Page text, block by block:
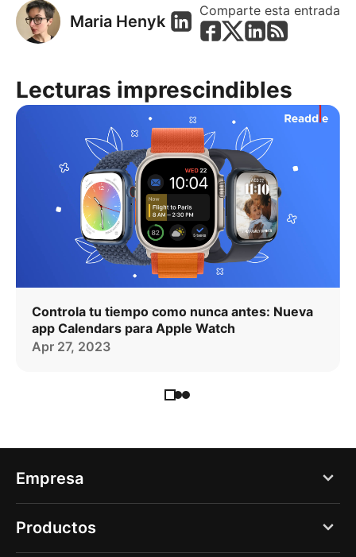
Maria Henyk
Comparte esta entrada
Lecturas imprescindibles
Controla tu tiempo como nunca antes: Nueva
app Calendars para Apple Watch
Apr 27, 2023
Empresa
Blog
Acerca de nosotros
Productos